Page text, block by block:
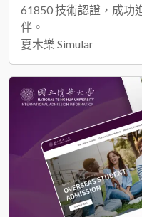
61850 技術認證，成功
伴。
夏木樂 Simular